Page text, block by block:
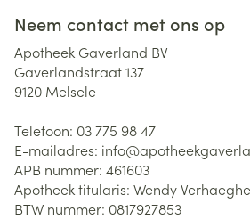
Neem contact met ons op
Apotheek Gaverland BV
Gaverlandstraat 137
9120 Melsele
Telefoon: 03 775 98 47
E-mailadres: info@
APB nummer: 461603
Apotheek titularis: Wendy Verhaeghe
BTW nummer: 0817927853